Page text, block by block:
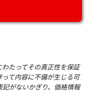
たってその真正性を保証
て内容に不備が生じる可
がないかぎり、価格情報